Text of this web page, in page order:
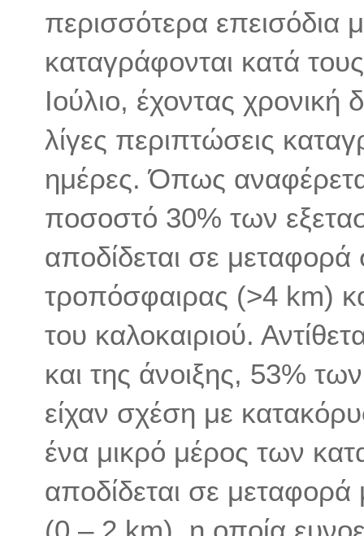
περισσότερα επεισόδια
καταγράφονται κατά
Ιούλιο, έχοντας
λίγες περιπτώσεις
ημέρες. Όπως
ποσοστό 30% των
αποδίδεται σε
τροπόσφαιρας (>4 km)
του καλοκαιριού.
και της άνοιξης, 53%
είχαν σχέση με
ένα μικρό μέρος των
αποδίδεται σε